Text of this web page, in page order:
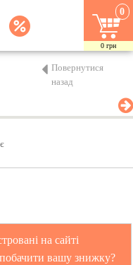
0
0 грн
Повернутися
назад
на сайті
вашу знижку?